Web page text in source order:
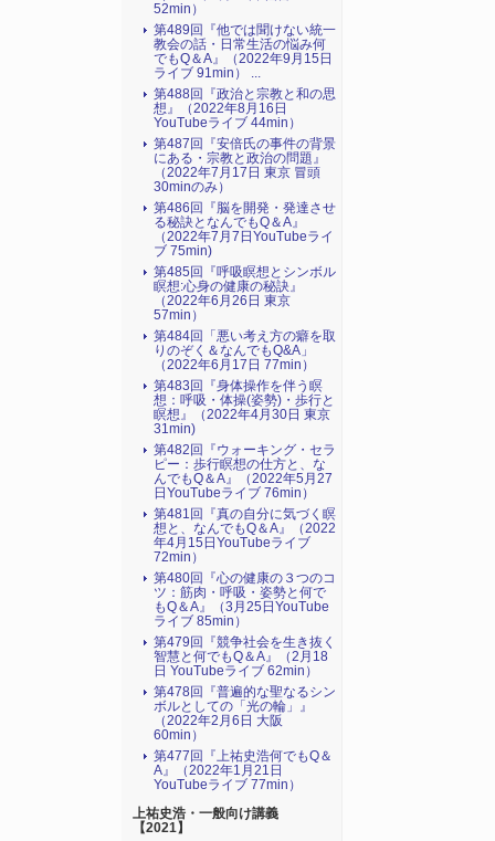
52min）
第489回『他では聞けない統一
教会の話・日常生活の悩み何
でもQ＆A』（2022年9月15日
ライブ 91min） ...
第488回『政治と宗教と和の思
想』（2022年8月16日
YouTubeライブ 44min）
第487回『安倍氏の事件の背景
にある・宗教と政治の問題』
（2022年7月17日 東京 冒頭
30minのみ）
第486回『脳を開発・発達させ
る秘訣となんでもQ＆A』
（2022年7月7日YouTubeライ
ブ 75min)
第485回『呼吸瞑想とシンボル
瞑想:心身の健康の秘訣』
（2022年6月26日 東京
57min）
第484回「悪い考え方の癖を取
りのぞく＆なんでもQ&A」
（2022年6月17日 77min）
第483回『身体操作を伴う瞑
想：呼吸・体操(姿勢)・歩行と
瞑想』（2022年4月30日 東京
31min)
第482回『ウォーキング・セラ
ピー：歩行瞑想の仕方と、な
んでもQ＆A』（2022年5月27
日YouTubeライブ 76min）
第481回『真の自分に気づく瞑
想と、なんでもQ＆A』（2022
年4月15日YouTubeライブ
72min）
第480回『心の健康の３つのコ
ツ：筋肉・呼吸・姿勢と何で
もQ＆A』（3月25日YouTube
ライブ 85min）
第479回『競争社会を生き抜く
智慧と何でもQ＆A』（2月18
日 YouTubeライブ 62min）
第478回『普遍的な聖なるシン
ボルとしての「光の輪」』
（2022年2月6日 大阪
60min）
第477回『上祐史浩何でもQ＆
A』（2022年1月21日
YouTubeライブ 77min）
上祐史浩・一般向け講義
【2021】